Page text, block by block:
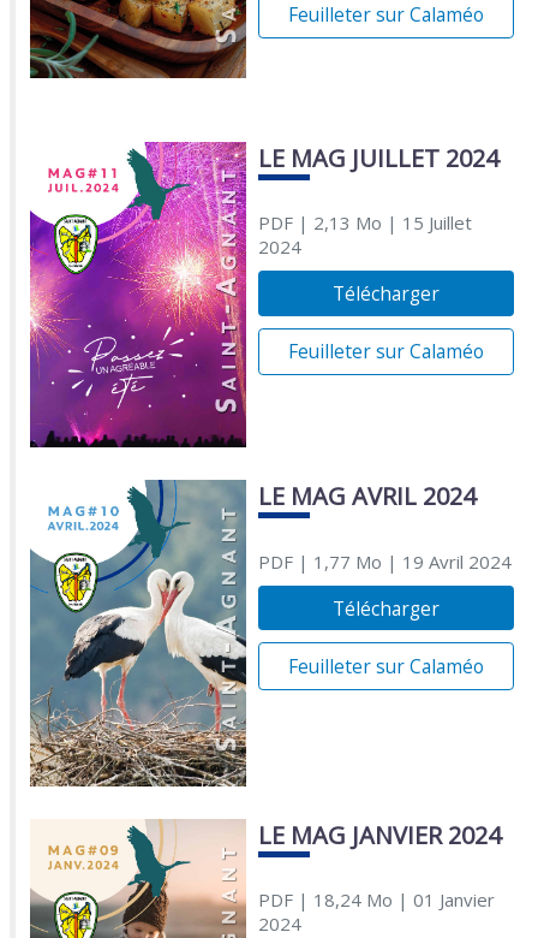
Feuilleter sur Calaméo
LE MAG JUILLET 2024
PDF| 2,13 Mo | 15 Juillet
2024
Télécharger
Feuilleter sur Calaméo
LE MAG AVRIL 2024
PDF| 1,77 Mo | 19 Avril 2024
Télécharger
Feuilleter sur Calaméo
LE MAG JANVIER 2024
PDF| 18,24 Mo | 01 Janvier
2024